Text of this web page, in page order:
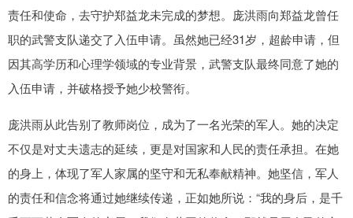
责任和使命，去守护郑益龙未完成的梦想。庞洪雨向郑益龙曾任
职的武警支队递交了入伍申请。虽然她已经31岁，超龄申请，但
因其高学历和心理学领域的专业背景，武警支队最终同意了她的
入伍申请，并破格授予她少校警衔。
庞洪雨从此告别了教师岗位，成为了一名光荣的军人。她的决定
不仅是对丈夫遗志的延续，更是对国家和人民的责任承担。在她
的身上，体现了军人家属的坚守和无私奉献精神。她坚信，军人
的责任和信念将通过她继续传递，正如她所说：“我的身后，是千